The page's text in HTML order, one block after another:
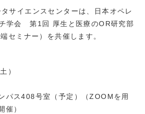
サイエンスセンターは、日本オペレ
学会 第1回 厚生と医療のOR研究部
セミナー）を共催します。
）
パス408号室（予定）（ZOOMを用
催）